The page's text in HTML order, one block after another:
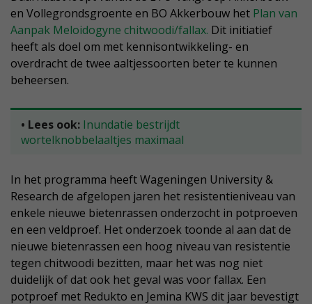
en Vollegrondsgroente en BO Akkerbouw het Plan van
Aanpak Meloidogyne chitwoodi/fallax. Dit initiatief
heeft als doel om met kennisontwikkeling- en
overdracht de twee aaltjessoorten beter te kunnen
beheersen.
• Lees ook: Inundatie bestrijdt
wortelknobbelaaltjes maximaal
In het programma heeft Wageningen University &
Research de afgelopen jaren het resistentieniveau van
enkele nieuwe bietenrassen onderzocht in potproeven
en een veldproef. Het onderzoek toonde al aan dat de
nieuwe bietenrassen een hoog niveau van resistentie
tegen chitwoodi bezitten, maar het was nog niet
duidelijk of dat ook het geval was voor fallax. Een
potproef met Redukto en Jemina KWS dit jaar bevestigt